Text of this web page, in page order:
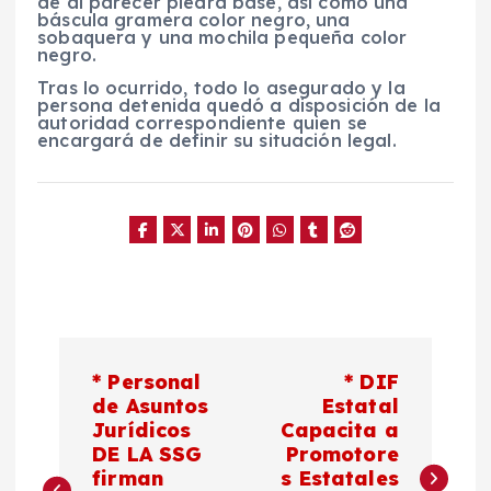
báscula gramera color negro, una
sobaquera y una mochila pequeña color
negro.
Tras lo ocurrido, todo lo asegurado y la
persona detenida quedó a disposición de la
autoridad correspondiente quien se
encargará de definir su situación legal.
v
* Personal
de Asuntos
Jurídicos
DE LA SSG
firman
* DIF
Estatal
Capacita a
Promotore
s Estatales